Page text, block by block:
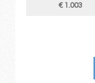
€ 1.003